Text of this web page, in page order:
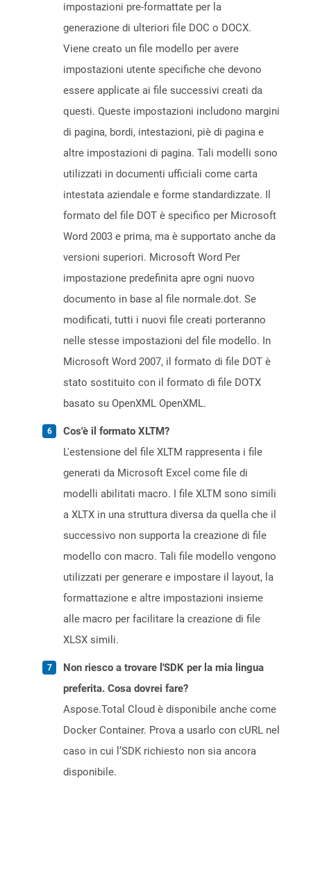
impostazioni pre-formattate per la
generazione di ulteriori file DOC o DOCX.
Viene creato un file modello per avere
impostazioni utente specifiche che devono
essere applicate ai file successivi creati da
questi. Queste impostazioni includono margini
di pagina, bordi, intestazioni, piè di pagina e
altre impostazioni di pagina. Tali modelli sono
utilizzati in documenti ufficiali come carta
intestata aziendale e forme standardizzate. Il
formato del file DOT è specifico per Microsoft
Word 2003 e prima, ma è supportato anche da
versioni superiori. Microsoft Word Per
impostazione predefinita apre ogni nuovo
documento in base al file normale.dot. Se
modificati, tutti i nuovi file creati porteranno
nelle stesse impostazioni del file modello. In
Microsoft Word 2007, il formato di file DOT è
stato sostituito con il formato di file DOTX
basato su OpenXML OpenXML.
Cos'è il formato XLTM?
L'estensione del file XLTM rappresenta i file
generati da Microsoft Excel come file di
modelli abilitati macro. I file XLTM sono simili
a XLTX in una struttura diversa da quella che il
successivo non supporta la creazione di file
modello con macro. Tali file modello vengono
utilizzati per generare e impostare il layout, la
formattazione e altre impostazioni insieme
alle macro per facilitare la creazione di file
XLSX simili.
Non riesco a trovare l'SDK per la mia lingua
preferita. Cosa dovrei fare?
Aspose.Total Cloud è disponibile anche come
Docker Container. Prova a usarlo con cURL nel
caso in cui l’SDK richiesto non sia ancora
disponibile.